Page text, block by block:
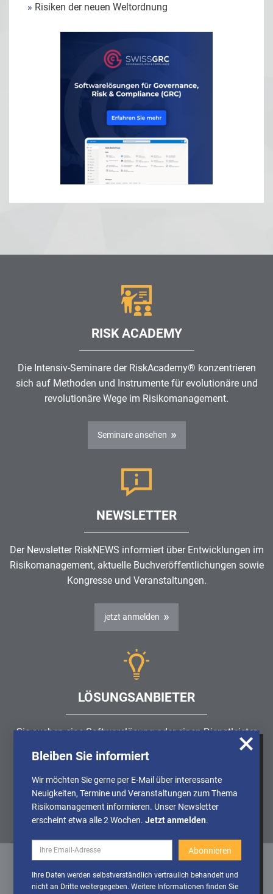
Wir nutzen Cookies, um u.A. anonymisierte
Informationen über die Nutzung unserer
Webseite zu erhalten und unser Angebot so
stetig verbessern zu können. Weitere
Informationen finden Sie in unserer
deaktivieren
Cookies aktivieren
» Risiken der neuen Weltordnung
RISK ACADEMY
Die Intensiv-Seminare der RiskAcademy® konzentrieren
sich auf Methoden und Instrumente für evolutionäre und
revolutionäre Wege im Risikomanagement.
Seminare ansehen
NEWSLETTER
Der Newsletter RiskNEWS informiert über Entwicklungen im
Risikomanagement, aktuelle Buchveröffentlichungen sowie
Kongresse und Veranstaltungen.
jetzt anmelden
LÖSUNGSANBIETER
Sie suchen eine Softwarelösung oder einen Dienstleister
, IKS oder
ISMS?
Partner finden
Datenschutz/Impressum/Sitemap
Bleiben Sie informiert
Wir möchten Sie gerne per E-Mail über interessante
Neuigkeiten, Termine und Veranstaltungen zum Thema
Risikomanagement informieren. Unser Newsletter
erscheint etwa alle 2 Wochen.Jetzt anmelden.
Ihre Daten werden selbstverständlich vertraulich behandelt und
nicht an Dritte weitergegeben. Weitere Informationen finden Sie